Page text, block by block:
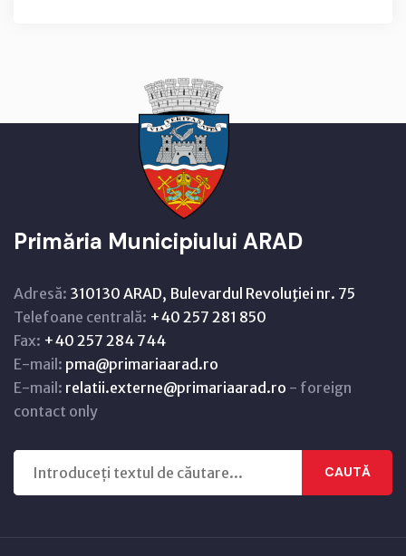
Primăria Municipiului ARAD
Adresă: 310130 ARAD, Bulevardul Revoluţiei nr. 75
Telefoane centrală: +40 257 281 850
Fax: +40 257 284 744
E-mail: pma@primariaarad.ro
E-mail: relatii.externe@primariaarad.ro - foreign
contact only
CAUTĂ